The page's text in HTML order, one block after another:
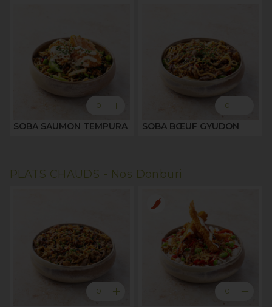
0 add
SOBA SAUMON TEMPURA
0 add
SOBA BŒUF GYUDON
PLATS CHAUDS - Nos Donburi
0 add 0 add